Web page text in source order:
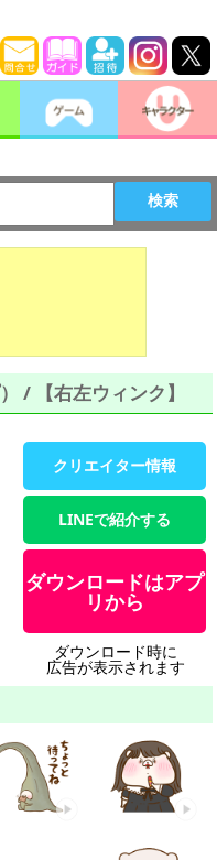
検索
/ 【右左ウィンク】
クリエイター情報
LINEで紹介する
ダウンロードはアプ
リから
ダウンロード時に
広告が表示されます